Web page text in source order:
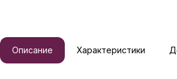
Описание Характеристики